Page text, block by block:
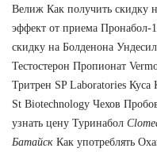
Велиж Как получить скидку
эффект от приема Пронабол-
скидку на Болденона
Тестостерон Пропионат
Тритрен SP Laboratories
St Biotechnology Чехов
узнать цену Туринабол
Батайск Как употреблять